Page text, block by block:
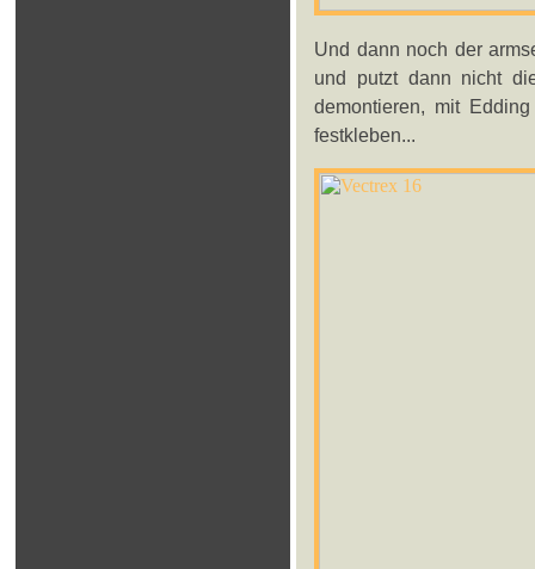
Und dann noch der
und putzt dann nicht
demontieren, mit
festkleben...